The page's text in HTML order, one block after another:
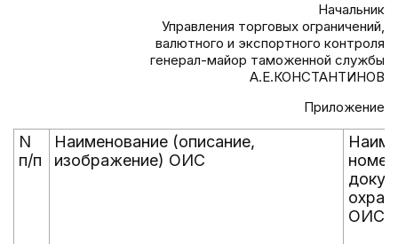
Начальник
Управления торговых ограничений,
валютного и экспортного контроля
генерал-майор таможенной службы
А.Е.КОНСТАНТИНОВ
Приложение
N
п/п
Наименование (описание,
изображение) ОИС
ОИС